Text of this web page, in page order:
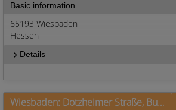
Basic information
65193 Wiesbaden
Hessen
Details
Wiesbaden: Dotzheimer Straße, Businessapartment mit Panoramablick